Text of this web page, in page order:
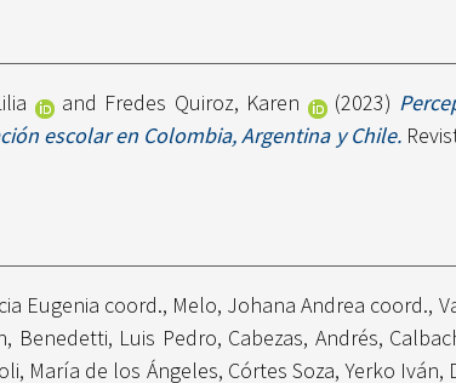
and Fredes Quiroz, Karen (2023)
escolar en Colombia, Argentina y Chile.
Eugenia coord., Melo, Johana Andrea coord.,
, Benedetti, Luis Pedro, Cabezas, Andrés,
María de los Ángeles, Córtes Soza, Yerko Iván,